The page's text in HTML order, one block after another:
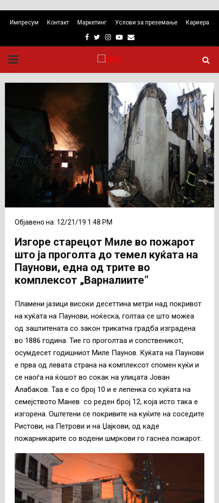
Импресум Контакт Маркетинг Услови за преземање Кариера
Facebook
TwitterInstagram
Youtube
Email
PRIMARY
MENU
Објавено на: 12/21/19 1:48 PM
Изгоре старецот Миле во пожарот
што ја проголта до темел куќата на
Паунови, една од трите во
комплексот „Варналиите”
Пламени јазици високи десеттина метри над покривот
на куќата на Паунови, ноќеска, голтаа се што можеа
од заштитената со закон трикатна градба изградена
во 1886 година. Тие го проголтаа и сопственикот,
осумдесет годишниот Миле Паунов. Куќата на Паунови
е прва од левата страна на комплексот спомен куќи и
се наоѓа на ќошот во сокак на улицата Јован
Алабаков. Таа е со број 10 и е лепенка со куќата на
семејството Манев со реден број 12, која исто така е
изгорена. Оштетени се покривите на куќите на соседите
Ристови, на Петрови и на Џајкови, од каде
пожарникарите со водени шмркови го гаснеа пожарот.